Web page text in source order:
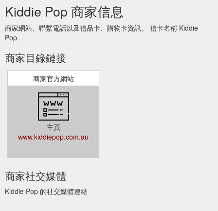
Kiddie Pop 商家信息
商家網站、聯繫電話以及禮品卡、購物卡資訊。 禮卡名稱 Kiddie
Pop.
商家目錄鏈接
商家官方網站
主頁
www.kiddiepop.com.au
商家社交媒體
Kiddie Pop 的社交媒體連結